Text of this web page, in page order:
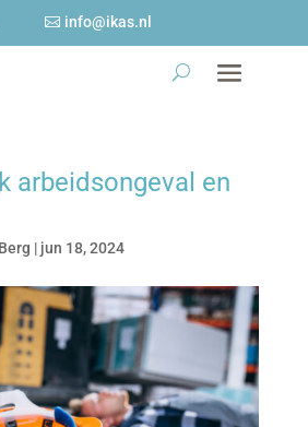
info@ikas.nl
arbeidsongeval en
| jun 18, 2024